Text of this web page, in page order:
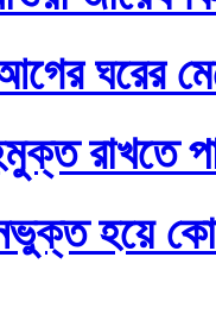
আগের ঘরের
রাখতে
হয়ে